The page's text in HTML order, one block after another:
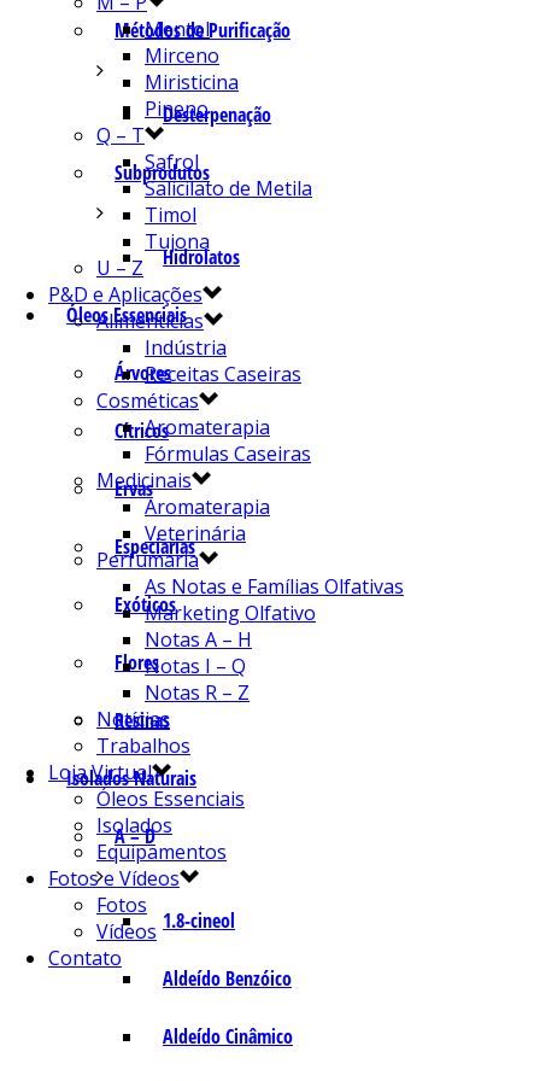
Métodos de Purificação
Desterpenação
Subprodutos
Hidrolatos
Óleos Essenciais
Árvores
Cítricos
Ervas
Especiarias
Exóticos
Flores
Resinas
Isolados Naturais
A – D
1.8-cineol
Aldeído Benzóico
Aldeído Cinâmico
Mentol
Mirceno
Miristicina
Pineno
Q – T
Safrol
Salicilato de Metila
Timol
Tujona
U – Z
P&D e Aplicações
Alimentícias
Indústria
Receitas Caseiras
Cosméticas
Aromaterapia
Fórmulas Caseiras
Medicinais
Aromaterapia
Veterinária
Perfumaria
As Notas e Famílias Olfativas
Marketing Olfativo
Notas A – H
Notas I – Q
Notas R – Z
Notícias
Trabalhos
Loja Virtual
Óleos Essenciais
Isolados
Equipamentos
Fotos e Vídeos
Fotos
Vídeos
Contato